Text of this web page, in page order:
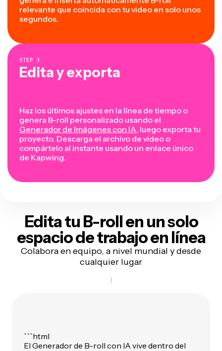
relevante que coincida con tu video en solo unos
segundos.
STEP 3
Edita y exporta
Haz los últimos ajustes en la línea de tiempo o
genera B-roll personalizado usando el
Generador de Imágenes con IA, luego exporta tu
proyecto. Descarga el archivo de video o
compártelo al instante usando un enlace único
de Kapwing.
Edita tu B-roll en un solo
espacio de trabajo en línea
Colabora en equipo, a nivel mundial y desde
cualquier lugar
```html
El Generador de B-roll con IA vive dentro del